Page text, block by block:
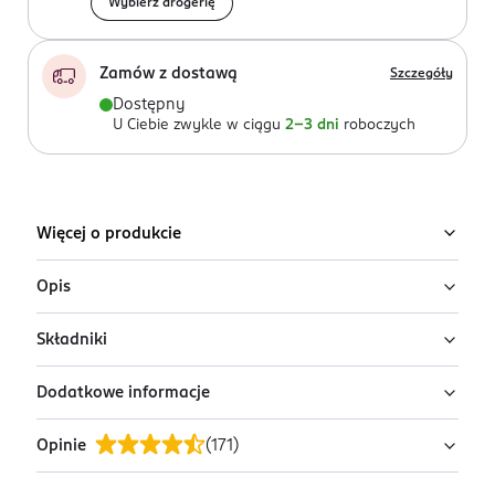
Wybierz drogerię
Zamów z dostawą Szczegóły
Dostępny
U Ciebie zwykle w ciągu 2-3 dni roboczych
Więcej o produkcie
Opis
Ekskluzywna formuła luksusowego
przeciwzmarszczkowego płynu micelarnego łączy
zaawansowane właściwości oczyszczające z
intensywną pielęgnacją Anti-Age dla skóry dojrzałej.
Doskonale usuwa nawet wodoodporny makijaż twarzy,
Składniki
Ingredients: : AQUA, PEG-6 CAPRYLIC/CAPRIC
GLYCERIDES, PROPANEDIOL, TETRASODIUM GLUTAMATE
DIACETATE, ARGAN OIL POLYGLYCERYL-6 ESTERS,
Dodatkowe informacje
PRZYGOTOWANIE I STOSOWANIE
Opinie (171 )